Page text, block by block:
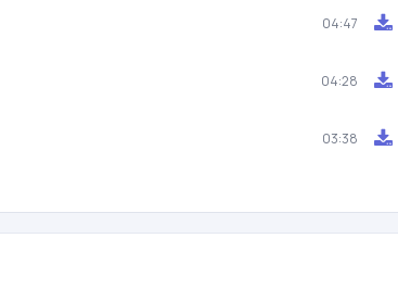
04:47
04:28
03:38